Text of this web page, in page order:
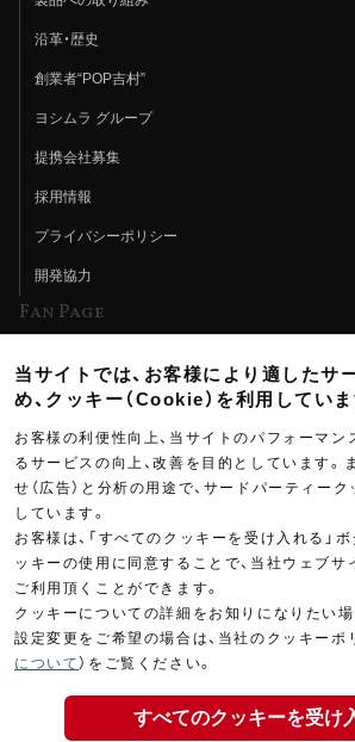
18,300(税込￥20,130)
沿革・歴史
創業者“POP吉村”
ヨシムラ グループ
提携会社募集
採用情報
プライバシーポリシー
開発協力
Fan Page
ヨシムラTV
イベント情報
イベントスケジュール
ツーリングブレイクタイム
製品ポスター
Copyright ©YOSHIMURA JAPAN
当サイトでは、お客様により適したサ
め、クッキー（Cookie）を利用していま
お客様の利便性向上、当サイトのパフォーマン
るサービスの向上、改善を目的としています。
せ（広告）と分析の用途で、サードパーティー
しています。
お客様は、「すべてのクッキーを受け入れる」
ッキーの使用に同意することで、当社ウェブサ
ご利用頂くことができます。
クッキーについての詳細をお知りになりたい場
設定変更をご希望の場合は、当社のクッキーポ
について ）をご覧ください。
すべてのクッキーを受け